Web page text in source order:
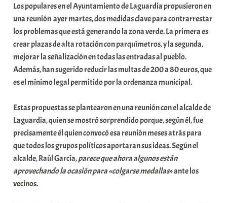
a
r
E
r
r
i
o
a
K
o
m
u
n
Los populares en el Ayuntamiento de Laguardia propusieron en
una reunión ayer martes, dos medidas clave para contrarrestar
los problemas que está generando la zona verde. La primera es
crear plazas de alta rotación con parquímetros, y la segunda,
mejorar la señalización en todas las entradas al pueblo.
Además, han sugerido reducir las multas de 200 a 80 euros, que
es el mínimo legal permitido por la ordenanza municipal.
Estas propuestas se plantearon en una reunión con el alcalde de
Laguardia, quien se mostró sorprendido porque, según él, fue
precisamente él quien convocó esa reunión meses atrás para
que todos los grupos políticos aportaran sus ideas. Según el
alcalde, Raúl García,parece que ahora algunos están
aprovechando la ocasión para «colgarse medallas» ante los
vecinos.